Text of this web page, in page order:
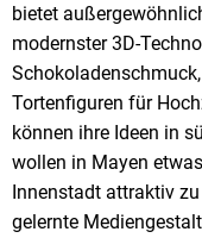
bietet
modernster 3D-
Tortenfiguren für
können ihre Ideen in
wollen in Mayen
Innenstadt attraktiv
gelernte